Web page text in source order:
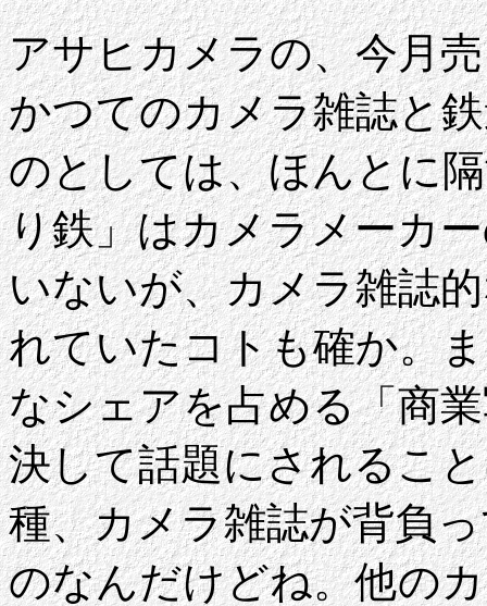
アサヒカメラの、今月
かつてのカメラ雑誌と
のとしては、ほんとに
り鉄」はカメラメーカ
いないが、カメラ雑誌
れていたコトも確か。
なシェアを占める「商
決して話題にされるこ
種、カメラ雑誌が背負
のなんだけどね。他の